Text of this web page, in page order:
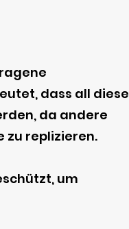
dass all diese
da andere
zu replizieren.
um